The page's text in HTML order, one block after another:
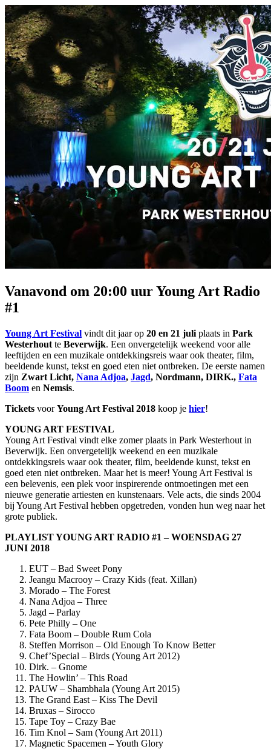
Vanavond om 20:00 uur Young Art Radio
#1
Young Art Festival vindt dit jaar op 20 en 21 juli plaats in Park
Westerhout te Beverwijk. Een onvergetelijk weekend voor alle
leeftijden en een muzikale ontdekkingsreis waar ook theater, film,
beeldende kunst, tekst en goed eten niet ontbreken. De eerste namen
zijn Zwart Licht, Nana Adjoa, Jagd, Nordmann, DIRK., Fata
Boom en Nemsis.
Tickets voorYoung Art Festival 2018 koop je hier!
YOUNG ART FESTIVAL
Young Art Festival vindt elke zomer plaats in Park Westerhout in
Beverwijk. Een onvergetelijk weekend en een muzikale
ontdekkingsreis waar ook theater, film, beeldende kunst, tekst en
goed eten niet ontbreken. Maar het is meer! Young Art Festival is
een belevenis, een plek voor inspirerende ontmoetingen met een
nieuwe generatie artiesten en kunstenaars. Vele acts, die sinds 2004
bij Young Art Festival hebben opgetreden, vonden hun weg naar het
grote publiek.
PLAYLIST YOUNG ART RADIO #1 – WOENSDAG 27
JUNI 2018
EUT – Bad Sweet Pony
Jeangu Macrooy – Crazy Kids (feat. Xillan)
Morado – The Forest
Nana Adjoa – Three
Jagd – Parlay
Pete Philly – One
Fata Boom – Double Rum Cola
Steffen Morrison – Old Enough To Know Better
Chef’Special – Birds (Young Art 2012)
Dirk. – Gnome
The Howlin’ – This Road
PAUW – Shambhala (Young Art 2015)
The Grand East – Kiss The Devil
Bruxas – Sirocco
Tape Toy – Crazy Bae
Tim Knol – Sam (Young Art 2011)
Magnetic Spacemen – Youth Glory